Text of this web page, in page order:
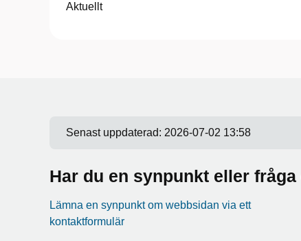
Aktuellt
Senast uppdaterad: 2026-07-02 13:58
Har du en synpunkt eller
Lämna en synpunkt om webbsidan via ett
kontaktformulär